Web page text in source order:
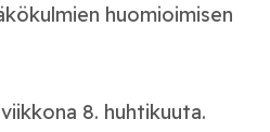
huomioimisen
8. huhtikuuta.